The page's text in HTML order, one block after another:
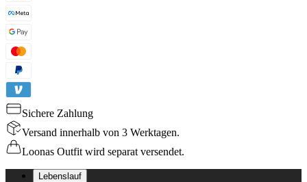
Sichere Zahlung
Versand innerhalb von 3 Werktagen.
Loonas Outfit wird separat versendet.
Lebenslauf